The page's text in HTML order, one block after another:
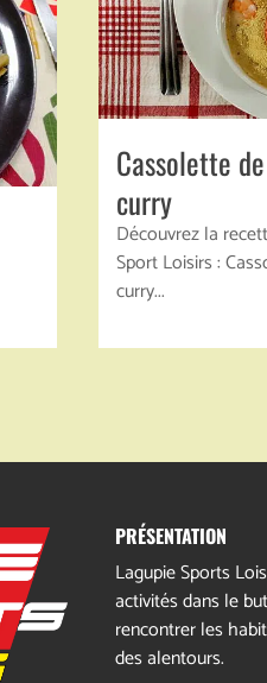
Cassolette
curry
Découvrez la
Sport Loisirs :
curry...
PRÉSENTATION
Lagupie Sports
activités dans le
rencontrer les
des alentours.